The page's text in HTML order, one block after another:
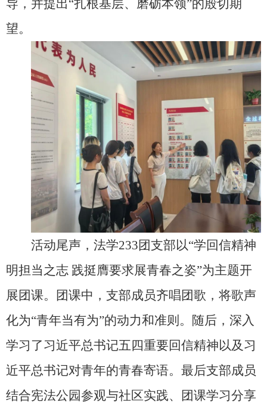
导，并提出“扎根基层、磨砺本领”的殷切期
望。
活动尾声，法学233团支部以“学回信精神
明担当之志 践挺膺要求展青春之姿”为主题开
展团课。团课中，支部成员齐唱团歌，将歌声
化为“青年当有为”的动力和准则。随后，深入
学习了习近平总书记五四重要回信精神以及习
近平总书记对青年的青春寄语。最后支部成员
结合宪法公园参观与社区实践、团课学习分享